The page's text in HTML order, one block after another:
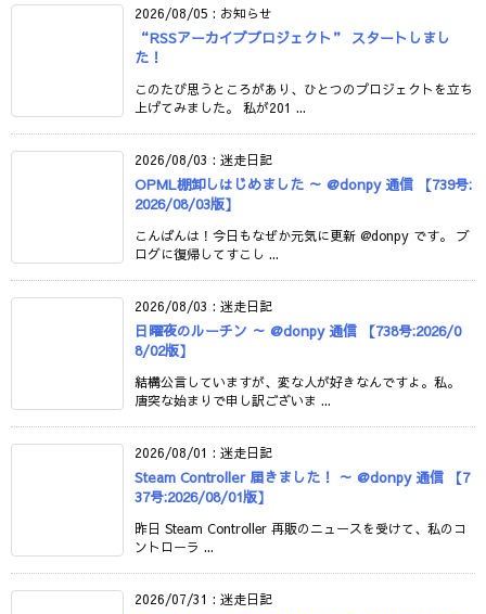
2026/08/05 : お知らせ
“RSSアーカイブプロジェクト” スタートしまし
た！
このたび思うところがあり、ひとつのプロジェクトを立ち
上げてみました。 私が201 ...
2026/08/03 : 迷走日記
OPML棚卸しはじめました ～ @donpy 通信 【739号:
2026/08/03版】
こんばんは！今日もなぜか元気に更新 @donpy です。 ブ
ログに復帰してすこし ...
2026/08/03 : 迷走日記
日曜夜のルーチン ～ @donpy 通信 【738号:2026/0
8/02版】
結構公言していますが、変な人が好きなんですよ。私。
唐突な始まりで申し訳ございま ...
2026/08/01 : 迷走日記
Steam Controller 届きました！ ～ @donpy 通信 【7
37号:2026/08/01版】
昨日 Steam Controller 再販のニュースを受けて、私のコ
ントローラ ...
2026/07/31 : 迷走日記